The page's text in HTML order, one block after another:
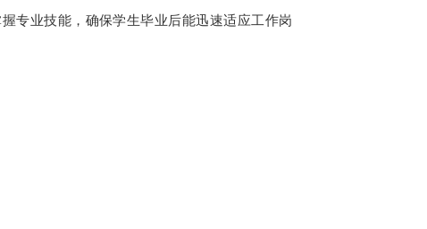
专业技能，确保学生毕业后能迅速适应工作岗